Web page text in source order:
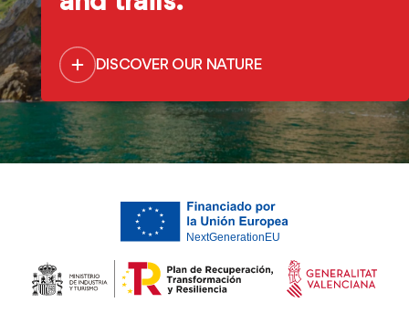
DISCOVER OUR NATURE